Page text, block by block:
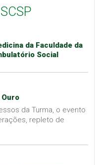
da Faculdade da
Social
da Turma, o evento
repleto de